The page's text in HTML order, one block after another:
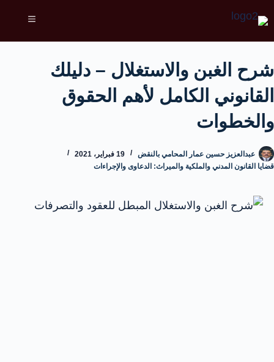
شرح الغبن والاستغلال – دليلك
القانوني الكامل لأهم الحقوق
والخطوات
عبدالعزيز حسين عمار المحامي بالنقض
19 فبراير، 2021
قضايا القانون المدني والملكية والميراث: الدعاوى والإجراءات